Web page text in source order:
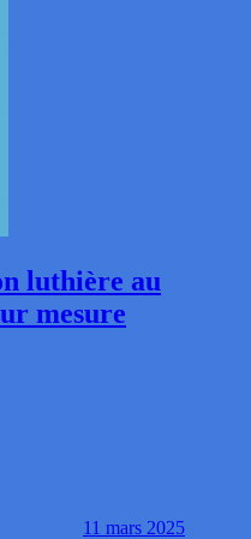
luthière au
mesure
11 mars 2025